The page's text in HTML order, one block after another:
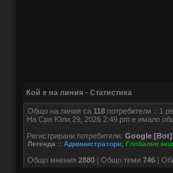
Кой е на линия - Статистика
Общо на линия са 118 потребители :: 1
На Сря Юли 29, 2026 2:49 pm е имало
Регистрирани потребители: Google [Bot]
Легенда :: Администратори Глобални
Общо мнения 2880 | Общо теми 746 |